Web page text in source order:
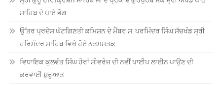
ਸਾਹਿਬ ਦੇ ਪਾਏ ਭੋਗ
ਉੱਤਰ ਪ੍ਰਦੇਸ਼ ਘੱਟਗਿਣਤੀ ਕਮਿਸ਼ਨ ਦੇ ਮੈਂਬਰ ਸ. ਪਰਮਿੰਦਰ ਸਿੰਘ ਸੱਚਖੰਡ ਸ੍ਰੀ
ਹਰਿਮੰਦਰ ਸਾਹਿਬ ਵਿਖੇ ਹੋਏ ਨਤਮਸਤਕ
ਵਿਧਾਇਕ ਕੁਲਵੰਤ ਸਿੰਘ ਹੋਰਾਂ ਸੀਵਰੇਜ ਦੀ ਨਵੀਂ ਪਾਈਪ ਲਾਈਨ ਪਾਉਣ ਦੀ
ਕਰਵਾਈ ਸ਼ੁਰੂਆਤ